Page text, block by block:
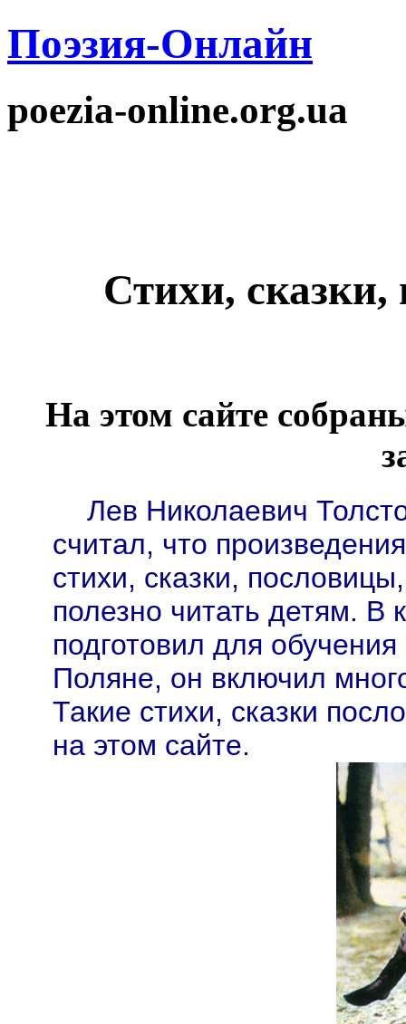
Поэзия-Онлайн
poezia-online.org.ua
Стихи, сказки,
На этом сайте
Лев Николаевич
считал, что
стихи, сказки,
полезно читать детям. В
подготовил для
Поляне, он включил
Такие стихи, сказки
на этом сайте.